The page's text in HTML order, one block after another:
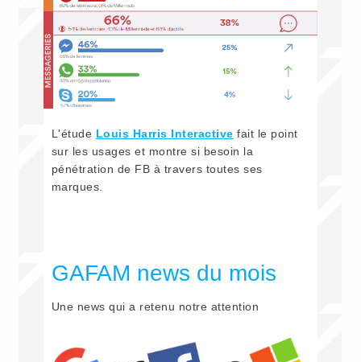
L'étude Louis Harris Interactive fait le point
sur les usages et montre si besoin la
pénétration de FB à travers toutes ses
marques.
GAFAM news du mois
Une news qui a retenu notre attention